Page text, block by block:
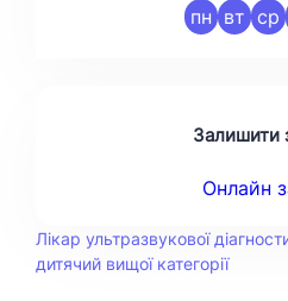
пн вт ср
Залишити
Онлайн
Лікар ультразвукової
дитячий вищої категорії